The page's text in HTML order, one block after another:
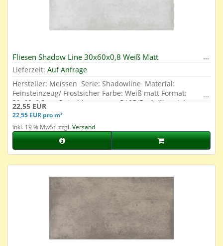
Fliesen Shadow Line 30x60x0,8 Weiß Matt
Lieferzeit: Auf Anfrage
Hersteller: Meissen Serie: Shadowline Material:
Feinsteinzeug/ Frostsicher Farbe: Weiß matt Format:
30x60x0,8 cm Rutschhemmung: R10B/Barfußbereich
geeignet Abrieb: 4 Oberfläche: Glasiert
22,55 EUR
22,55 EUR pro m²
inkl. 19 % MwSt. zzgl.Versand